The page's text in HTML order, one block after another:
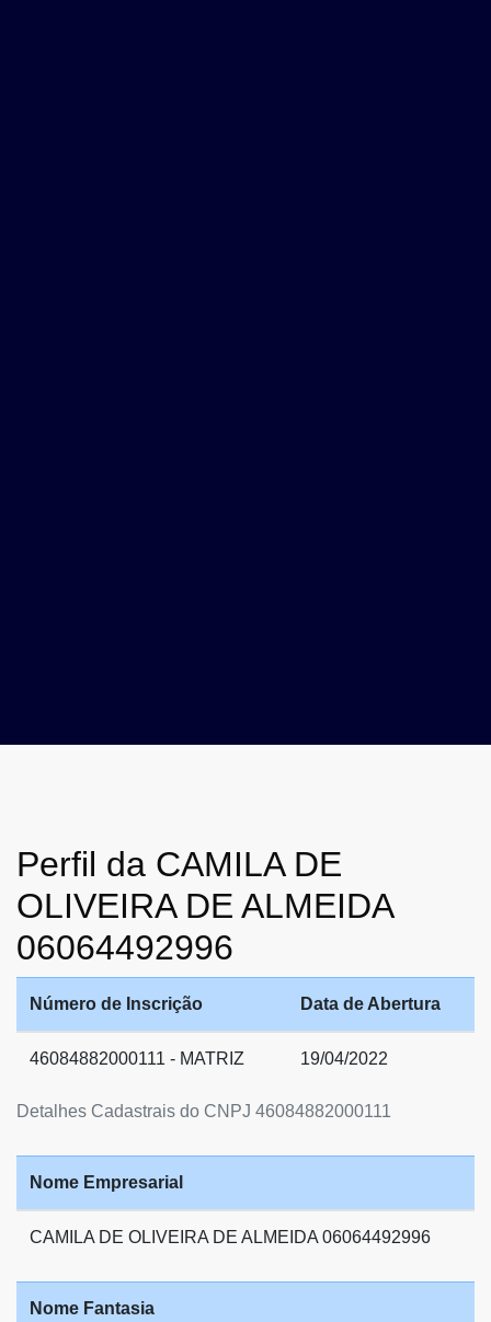
Perfil da CAMILA DE
OLIVEIRA DE ALMEIDA
06064492996
Detalhes Cadastrais do CNPJ 46084882000111
Número de Inscrição Data de Abertura
46084882000111 - MATRIZ 19/04/2022
Nome Empresarial
CAMILA DE OLIVEIRA DE ALMEIDA 06064492996
Nome Fantasia